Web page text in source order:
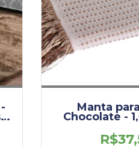
Manta
Chocolate -